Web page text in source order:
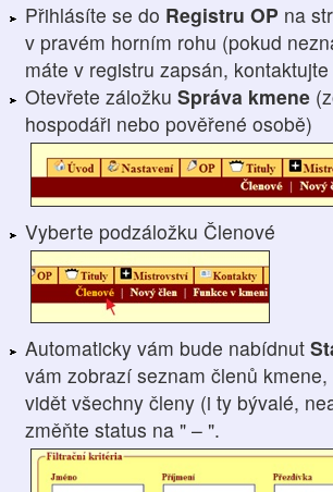
Přihlásíte se do Registru OP na
v pravém horním rohu (pokud
máte v registru zapsán,
Otevřete záložku Správa kmene
hospodáři nebo pověřené osobě)
Vyberte podzáložku Členové
Automaticky vám bude nabídnut
vám zobrazí seznam členů
vidět všechny členy (i ty bývalé,
změňte status na " – ".